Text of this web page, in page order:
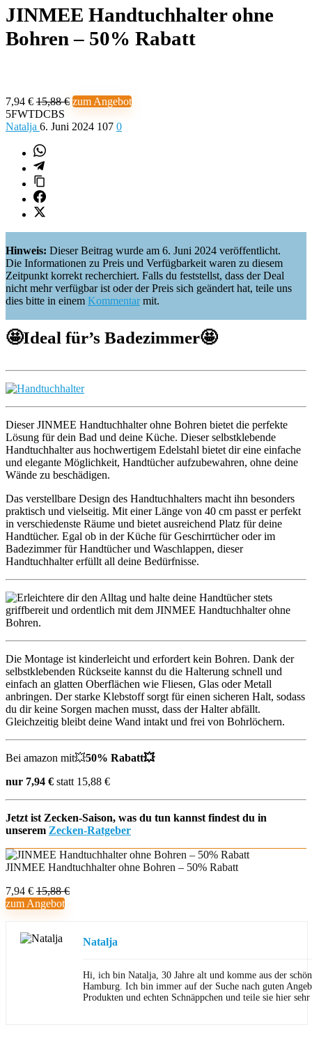
JINMEE Handtuchhalter ohne
Bohren – 50% Rabatt
7,94 € 15,88 € zum Angebot
5FWTDCBS
Natalja 6. Juni 2024 107 0
Hinweis: Dieser Beitrag wurde am 6. Juni 2024 veröffentlicht.
Die Informationen zu Preis und Verfügbarkeit waren zu diesem
Zeitpunkt korrekt recherchiert. Falls du feststellst, dass der Deal
nicht mehr verfügbar ist oder der Preis sich geändert hat, teile uns
dies bitte in einem Kommentarmit.
🤩Ideal für’s Badezimmer🤩
Dieser JINMEE Handtuchhalter ohne Bohren bietet die perfekte
Lösung für dein Bad und deine Küche. Dieser selbstklebende
Handtuchhalter aus hochwertigem Edelstahl bietet dir eine einfache
und elegante Möglichkeit, Handtücher aufzubewahren, ohne deine
Wände zu beschädigen.
Das verstellbare Design des Handtuchhalters macht ihn besonders
praktisch und vielseitig. Mit einer Länge von 40 cm passt er perfekt
in verschiedenste Räume und bietet ausreichend Platz für deine
Handtücher. Egal ob in der Küche für Geschirrtücher oder im
Badezimmer für Handtücher und Waschlappen, dieser
Handtuchhalter erfüllt all deine Bedürfnisse.
Die Montage ist kinderleicht und erfordert kein Bohren. Dank der
selbstklebenden Rückseite kannst du die Halterung schnell und
einfach an glatten Oberflächen wie Fliesen, Glas oder Metall
anbringen. Der starke Klebstoff sorgt für einen sicheren Halt, sodass
du dir keine Sorgen machen musst, dass der Halter abfällt.
Gleichzeitig bleibt deine Wand intakt und frei von Bohrlöchern.
Bei amazon mit💥50% Rabatt💥
nur 7,94 € statt 15,88 €
Jetzt ist Zecken-Saison, was du tun kannst findest du in
unserem Zecken-Ratgeber
JINMEE Handtuchhalter ohne Bohren – 50% Rabatt
7,94 € 15,88 €
zum Angebot
Natalja
Hi, ich bin Natalja, 30 Jahre alt und komme aus der
Hamburg. Ich bin immer auf der Suche nach guten
Produkten und echten Schnäppchen und teile sie hier